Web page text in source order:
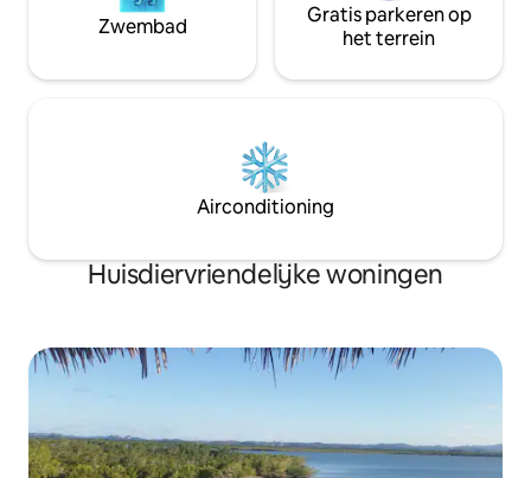
volledige tevredenheid wilt
doorbrengen, kun je contact met ons
Zwembad
Gratis parkeren op
het terrein
Airconditioning
Huisdiervriendelijke woningen